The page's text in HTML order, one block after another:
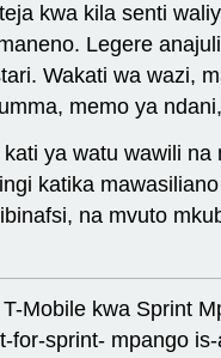
kwa kila senti
Legere
Wakati wa wazi,
memo ya
ya watu wawili
katika
na mvuto
Mobile kwa Sprint
for-sprint- mpango